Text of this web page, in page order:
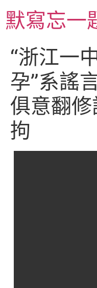
至
主默寫忘一
“浙江一
孕”系謠
俱意翻
拘